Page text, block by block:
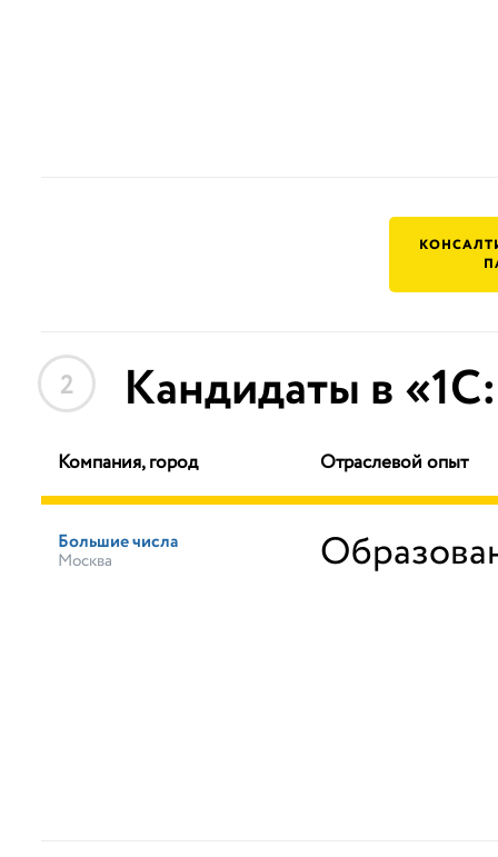
2 Кандидаты в
Компания, город Отраслевой опыт
Большие числа
Москва